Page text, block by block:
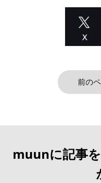
前の
muunに記事